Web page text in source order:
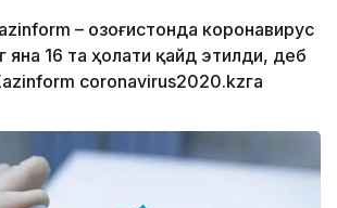
– Қозоғистонда коронавирус
яна 16 та ҳолати қайд этилди, деб
coronavirus2020.kzга